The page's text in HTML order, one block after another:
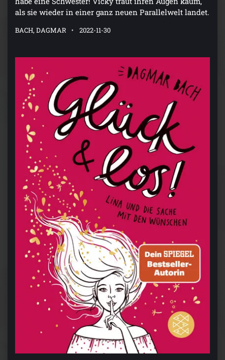
als sie wieder in einer ganz neuen Parallelwelt landet.
BACH, DAGMAR 2022-11-30